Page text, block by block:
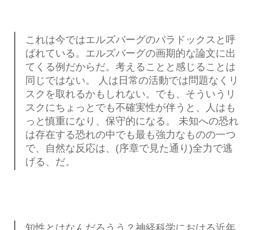
これは今ではエルズバーグのパラドックスと呼
ばれている。エルズバーグの画期的な論文に出
てくる例だからだ。考えることと感じることは
同じではない。 人は日常の活動では問題なくリ
スクを取れるかもしれない。でも、そういうリ
スクにちょっとでも不確実性が伴うと、人はも
っと慎重になり、保守的になる。 未知への恐れ
は存在する恐れの中でも最も強力なものの一つ
で、自然な反応は、(序章で見た通り)全力で逃
げる、だ。